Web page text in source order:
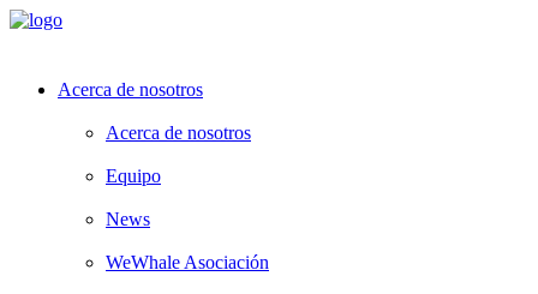
Acerca de nosotros
Acerca de nosotros
Equipo
News
WeWhale Asociación